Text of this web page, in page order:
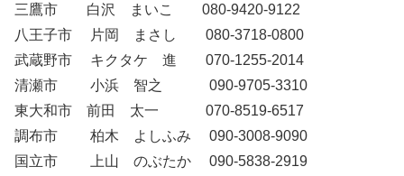
三鷹市 白沢 まいこ 080-9420-9122
八王子市 片岡 まさし 080-3718-0800
武蔵野市 キクタケ 進 070-1255-2014
清瀬市 小浜 智之 090-9705-3310
東大和市 前田 太一 070-8519-6517
調布市 柏木 よしふみ 090-3008-9090
国立市 上山 のぶたか 090-5838-2919